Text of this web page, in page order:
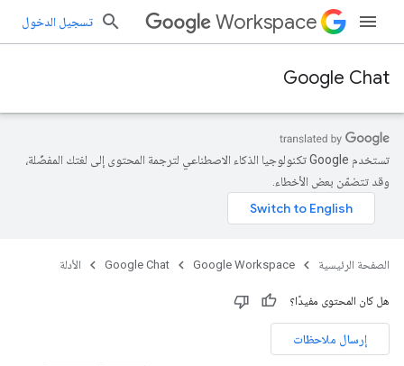
Workspace تسجيل الدخول
Google Chat
تستخدم Google تكنولوجيا الذكاء الاصطناعي لترجمة المحتوى إلى لغتك المفضّلة،
وقد تتضمّن بعض الأخطاء.
الصفحة الرئيسية Google Workspace
Google Chat الأدلة
هل كان المحتوى مفيدًا؟
إرسال ملاحظات